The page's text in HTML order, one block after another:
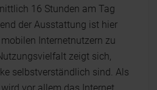
16 Stunden am Tag
der Ausstattung ist hier
Internetnutzern zu
zeigt sich,
selbstverständlich sind. Als
vor allem das Internet